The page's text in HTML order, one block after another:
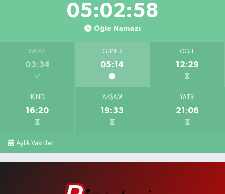
05:02:58
Öğle Namazı
İMSAK
03:34
GÜNEŞ
05:14
ÖĞLE
12:29
İKINDI
16:20
AKŞAM
19:33
YATSI
21:06
Aylık Vakitler